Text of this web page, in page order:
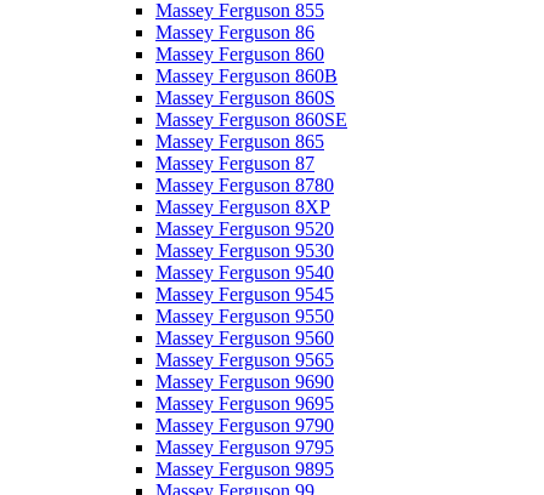
Massey Ferguson 855
Massey Ferguson 86
Massey Ferguson 860
Massey Ferguson 860B
Massey Ferguson 860S
Massey Ferguson 860SE
Massey Ferguson 865
Massey Ferguson 87
Massey Ferguson 8780
Massey Ferguson 8XP
Massey Ferguson 9520
Massey Ferguson 9530
Massey Ferguson 9540
Massey Ferguson 9545
Massey Ferguson 9550
Massey Ferguson 9560
Massey Ferguson 9565
Massey Ferguson 9690
Massey Ferguson 9695
Massey Ferguson 9790
Massey Ferguson 9795
Massey Ferguson 9895
Massey Ferguson 99